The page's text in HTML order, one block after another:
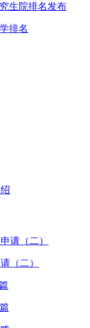
生院排名发布
排名
（二）